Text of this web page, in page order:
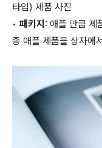
타입) 제품 사진
• 패키지 : 애플 만큼 제
종 애플 제품을 상자에